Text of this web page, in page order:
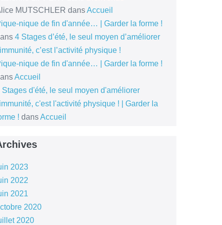
MUTSCHLER dansAccueil
nique de fin d'année… | Garder la forme !
4 Stages d’été, le seul moyen d’améliorer
c’est l’activité physique !
nique de fin d'année… | Garder la forme !
Accueil
Stages d'été, le seul moyen d'améliorer
c'est l'activité physique ! | Garder la
! dansAccueil
2023
2022
2021
2020
2020